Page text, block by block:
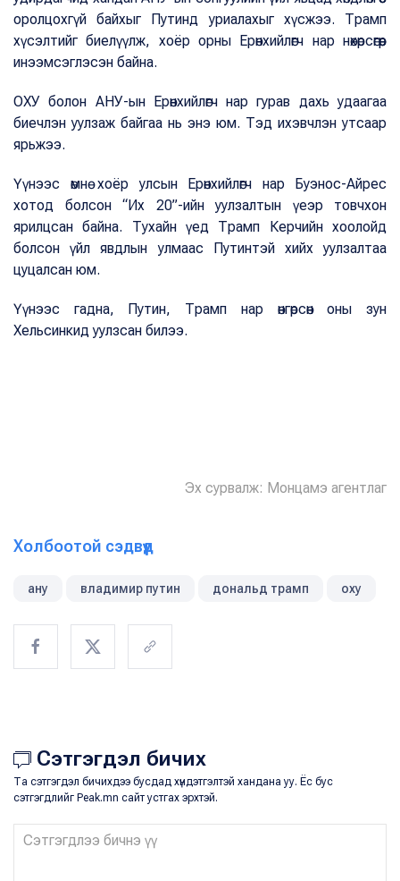
оролцохгүй байхыг Путинд уриалахыг хүсжээ. Трамп
хүсэлтийг биелүүлж, хоёр орны Ерөнхийлөгч нар нөхөрсөгөөр
инээмсэглэсэн байна.
ОХУ болон АНУ-ын Ерөнхийлөгч нар гурав дахь удаагаа
биечлэн уулзаж байгаа нь энэ юм. Тэд ихэвчлэн утсаар
ярьжээ.
Үүнээс өмнө хоёр улсын Ерөнхийлөгч нар Буэнос-Айрес
хотод болсон “Их 20”-ийн уулзалтын үеэр товчхон
ярилцсан байна. Тухайн үед Трамп Керчийн хоолойд
болсон үйл явдлын улмаас Путинтэй хийх уулзалтаа
цуцалсан юм.
Үүнээс гадна, Путин, Трамп нар өнгөрсөн оны зун
Хельсинкид уулзсан билээ.
Эх сурвалж: Монцамэ агентлаг
Холбоотой сэдвүүд
ану владимир путин дональд трамп оху
Сэтгэгдэл бичих
Та сэтгэгдэл бичихдээ бусдад хүндэтгэлтэй хандана уу. Ёс бус
сэтгэгдлийг Peak.mn сайт устгах эрхтэй.